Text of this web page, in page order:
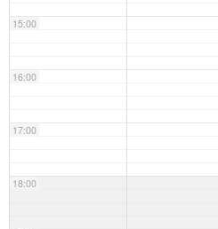
15:00
16:00
17:00
18:00